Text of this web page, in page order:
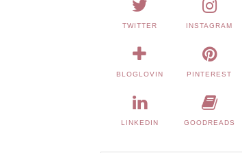
TWITTER INSTAGRAM
BLOGLOVIN PINTEREST
LINKEDIN GOODREADS